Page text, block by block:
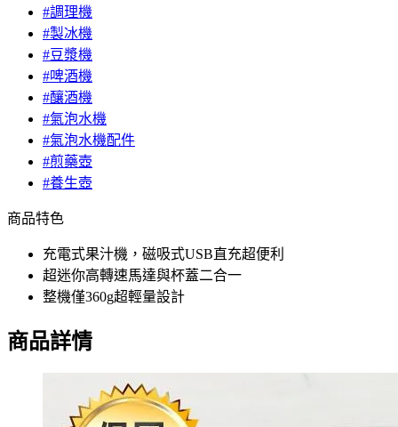
#調理機
#製冰機
#豆漿機
#啤酒機
#釀酒機
#氣泡水機
#氣泡水機配件
#煎藥壺
#養生壺
商品特色
充電式果汁機，磁吸式USB直充超便利
超迷你高轉速馬達與杯蓋二合一
整機僅360g超輕量設計
商品詳情